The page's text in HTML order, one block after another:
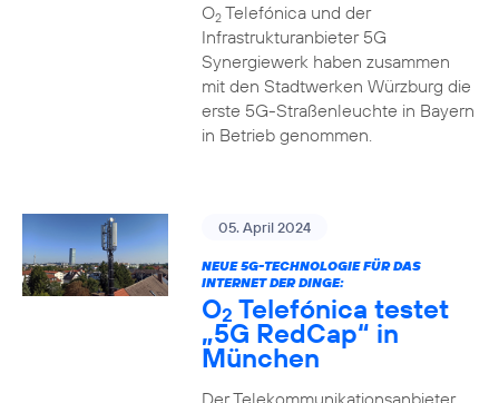
O2Telefónica und der
Infrastrukturanbieter 5G
Synergiewerk haben zusammen
mit den Stadtwerken Würzburg die
erste 5G-Straßenleuchte in Bayern
in Betrieb genommen.
05. April 2024
NEUE 5G-TECHNOLOGIE FÜR DAS
INTERNET DER DINGE:
O2 Telefónica testet
„5G RedCap“ in
München
Der Telekommunikationsanbieter